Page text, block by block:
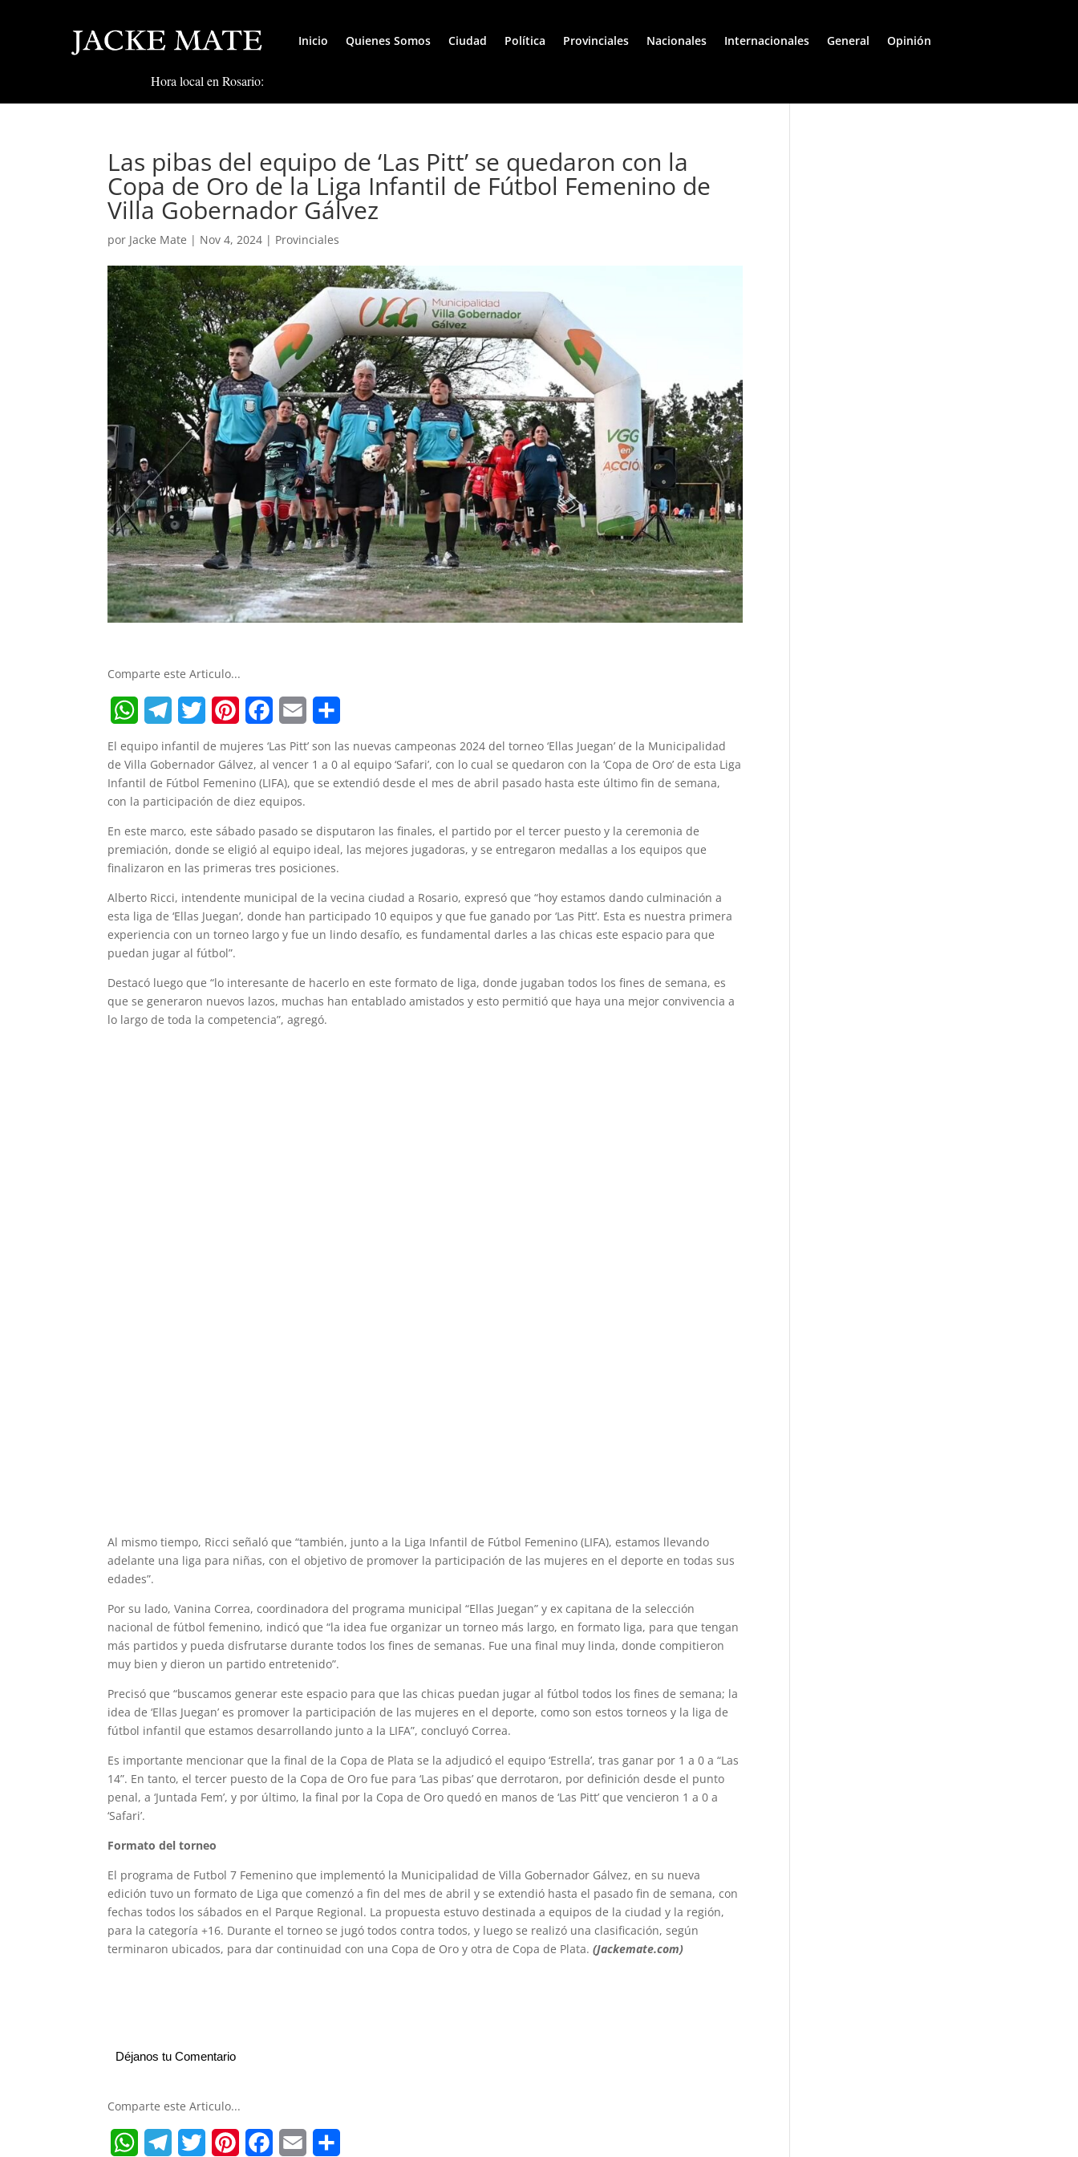
Inicio Quienes Somos Ciudad Política Provinciales Nacionales Internacionales General Opinión
Hora local en Rosario:
Las pibas del equipo de ‘Las Pitt’ se quedaron con la
Copa de Oro de la Liga Infantil de Fútbol Femenino de
Villa Gobernador Gálvez
por Jacke Mate | Nov 4, 2024 | Provinciales
Comparte este Articulo...
W
h
a
s
A
p
p
e
l
g
r
a
m
w
i
t
e
r
i
n
e
r
e
s
t
a
c
b
o
o
k
m
a
l
h
a
e
El equipo infantil de mujeres ‘Las Pitt’ son las nuevas campeonas 2024 del torneo ‘Ellas Juegan’ de la Municipalidad
de Villa Gobernador Gálvez, al vencer 1 a 0 al equipo ‘Safari’, con lo cual se quedaron con la ‘Copa de Oro’ de esta Liga
Infantil de Fútbol Femenino (LIFA), que se extendió desde el mes de abril pasado hasta este último fin de semana,
con la participación de diez equipos.
En este marco, este sábado pasado se disputaron las finales, el partido por el tercer puesto y la ceremonia de
premiación, donde se eligió al equipo ideal, las mejores jugadoras, y se entregaron medallas a los equipos que
finalizaron en las primeras tres posiciones.
Alberto Ricci, intendente municipal de la vecina ciudad a Rosario, expresó que “hoy estamos dando culminación a
esta liga de ‘Ellas Juegan’, donde han participado 10 equipos y que fue ganado por ‘Las Pitt’. Esta es nuestra primera
experiencia con un torneo largo y fue un lindo desafío, es fundamental darles a las chicas este espacio para que
puedan jugar al fútbol”.
Destacó luego que “lo interesante de hacerlo en este formato de liga, donde jugaban todos los fines de semana, es
que se generaron nuevos lazos, muchas han entablado amistados y esto permitió que haya una mejor convivencia a
lo largo de toda la competencia”, agregó.
Al mismo tiempo, Ricci señaló que “también, junto a la Liga Infantil de Fútbol Femenino (LIFA), estamos llevando
adelante una liga para niñas, con el objetivo de promover la participación de las mujeres en el deporte en todas sus
edades”.
Por su lado, Vanina Correa, coordinadora del programa municipal “Ellas Juegan” y ex capitana de la selección
nacional de fútbol femenino, indicó que “la idea fue organizar un torneo más largo, en formato liga, para que tengan
más partidos y pueda disfrutarse durante todos los fines de semanas. Fue una final muy linda, donde compitieron
muy bien y dieron un partido entretenido”.
Precisó que “buscamos generar este espacio para que las chicas puedan jugar al fútbol todos los fines de semana; la
idea de ‘Ellas Juegan’ es promover la participación de las mujeres en el deporte, como son estos torneos y la liga de
fútbol infantil que estamos desarrollando junto a la LIFA”, concluyó Correa.
Es importante mencionar que la final de la Copa de Plata se la adjudicó el equipo ‘Estrella’, tras ganar por 1 a 0 a “Las
14”. En tanto, el tercer puesto de la Copa de Oro fue para ‘Las pibas’ que derrotaron, por definición desde el punto
penal, a ‘Juntada Fem’, y por último, la final por la Copa de Oro quedó en manos de ‘Las Pitt’ que vencieron 1 a 0 a
‘Safari’.
Formato del torneo
El programa de Futbol 7 Femenino que implementó la Municipalidad de Villa Gobernador Gálvez, en su nueva
edición tuvo un formato de Liga que comenzó a fin del mes de abril y se extendió hasta el pasado fin de semana, con
fechas todos los sábados en el Parque Regional. La propuesta estuvo destinada a equipos de la ciudad y la región,
para la categoría +16. Durante el torneo se jugó todos contra todos, y luego se realizó una clasificación, según
terminaron ubicados, para dar continuidad con una Copa de Oro y otra de Copa de Plata.(Jackemate.com)
Déjanos tu Comentario
Comparte este Articulo...